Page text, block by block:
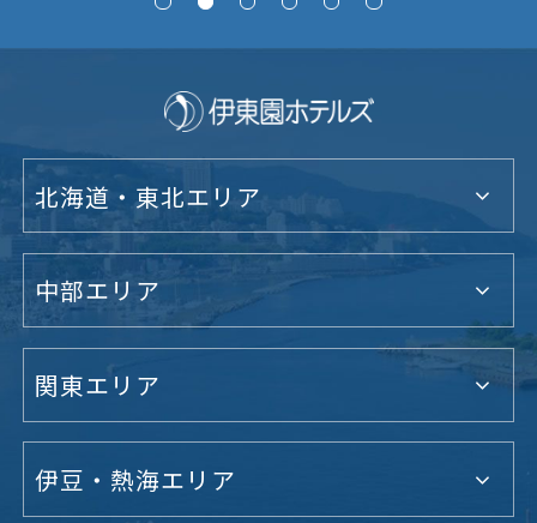
北海道・東北エリア
中部エリア
関東エリア
伊豆・熱海エリア